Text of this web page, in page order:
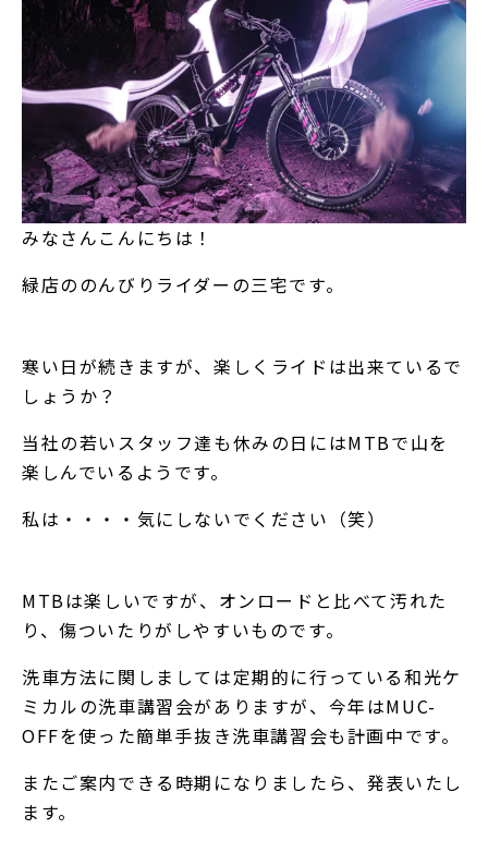
みなさんこんにちは！
緑店ののんびりライダーの三宅です。
寒い日が続きますが、楽しくライドは出来ているで
しょうか？
当社の若いスタッフ達も休みの日にはMTBで山を
楽しんでいるようです。
私は・・・・気にしないでください（笑）
MTBは楽しいですが、オンロードと比べて汚れた
り、傷ついたりがしやすいものです。
洗車方法に関しましては定期的に行っている和光ケ
ミカルの洗車講習会がありますが、今年はMUC-
OFFを使った簡単手抜き洗車講習会も計画中です。
またご案内できる時期になりましたら、発表いたし
ます。